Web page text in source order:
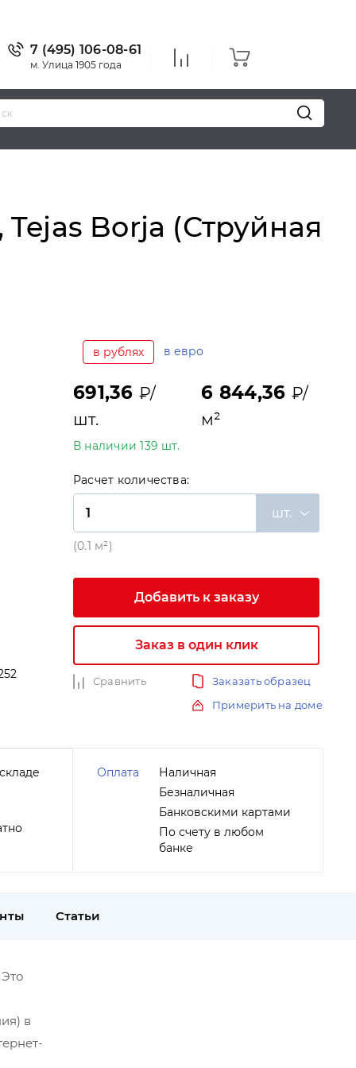
7 (495) 106-08-61
м. Улица 1905 года
Borja (Струйная
в рублях в евро
691,36 ₽/
шт.
6 844,36 ₽/
м²
В наличии 139 шт.
Расчет количества:
шт.
(0.1 м²)
Добавить к заказу
Заказ в один клик
Сравнить
Заказать образец
Примерить на доме
Оплата
Наличная
Безналичная
Банковскими картами
По счету в любом
банке
Статьи
в